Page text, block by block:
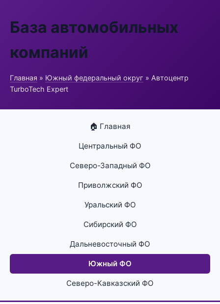
База автомобильных
компаний
Главная » Южный федеральный округ » Автоцентр
TurboTech Expert
🏠 Главная
Центральный ФО
Северо-Западный ФО
Приволжский ФО
Уральский ФО
Сибирский ФО
Дальневосточный ФО
Южный ФО
Северо-Кавказский ФО